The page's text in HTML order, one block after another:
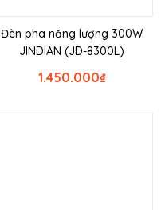
Đèn pha năng lượng 300W
JINDIAN (JD-8300L)
₫
1.450.000